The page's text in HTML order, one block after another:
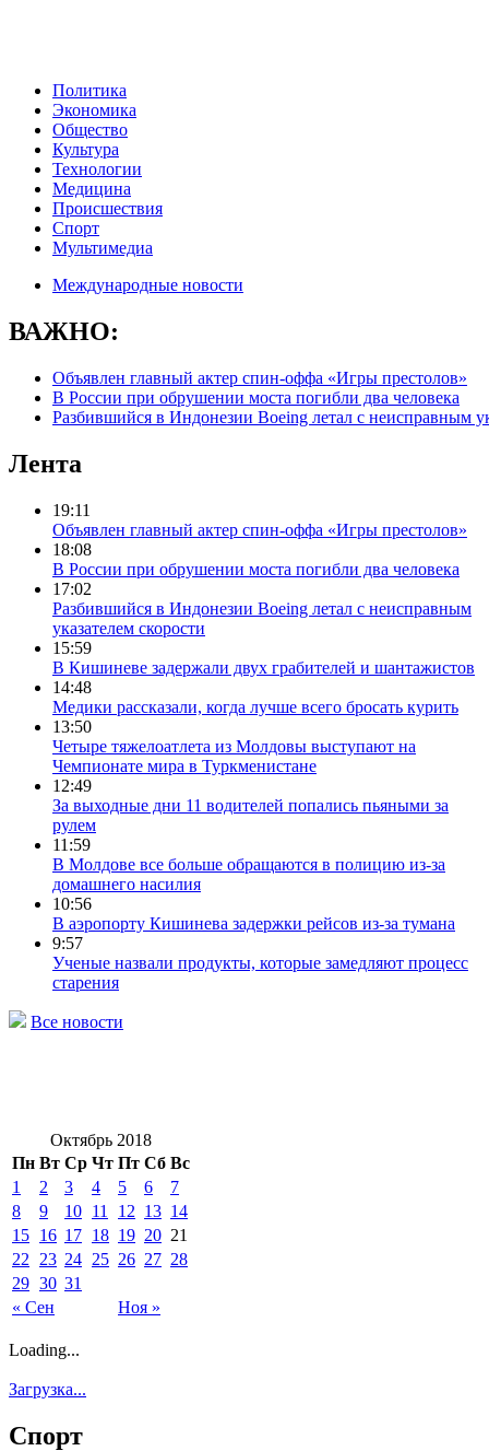
Политика
Экономика
Общество
Культура
Технологии
Медицина
Происшествия
Спорт
Мультимедиа
Международные новости
ВАЖНО:
Объявлен главный актер спин-оффа «Игры престолов»
В России при обрушении моста погибли два человека
Разбившийся в Индонезии Boeing летал с неисправным
Лента
19:11
Объявлен главный актер спин-оффа «Игры престолов»
18:08
В России при обрушении моста погибли два человека
17:02
Разбившийся в Индонезии Boeing летал с неисправным
указателем скорости
15:59
В Кишиневе задержали двух грабителей и шантажистов
14:48
Медики рассказали, когда лучше всего бросать курить
13:50
Четыре тяжелоатлета из Молдовы выступают на
Чемпионате мира в Туркменистане
12:49
За выходные дни 11 водителей попались пьяными за
рулем
11:59
В Молдове все больше обращаются в полицию из-за
домашнего насилия
10:56
В аэропорту Кишинева задержки рейсов из-за тумана
9:57
Ученые назвали продукты, которые замедляют процесс
старения
Все новости
Октябрь 2018
Пн Вт Ср Чт Пт Сб Вс
« Сен Ноя »
1 2 3 4 5 6
7
8
9 10 11 12 13 14
15 16 17 18 19 20 21
22
23 24 25 26 27 28
29 30 31
Loading...
Загрузка...
Спорт